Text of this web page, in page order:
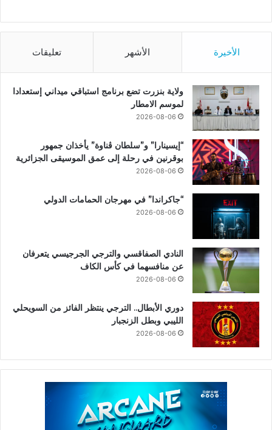
الأخيرة الأشهر تعليقات
ولاية بنزرت تضع برنامج استباقي ميداني إستعدادا
لموسم الامطار
2026-08-06
“إيسينارا” و”سلطان ڤناوة” يأخذان جمهور
بوقرنين في رحلة إلى عمق الموسيقى الجزائرية
2026-08-06
“جاكراندا” في مهرجان الحمامات الدولي
2026-08-06
النادي الصفاقسي والترجي الجرجيسي يتعرفان
عن منافسهما في كأس الكاف
2026-08-06
دوري الأبطال.. الترجي ينتظر الفائز من السويحلي
الليبي وبطل الزنجبار
2026-08-06